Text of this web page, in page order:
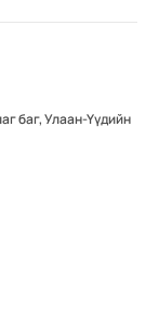
баг, Улаан-Үүдийн